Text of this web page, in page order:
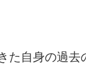
た自身の過去